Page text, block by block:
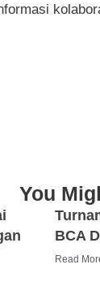
You
BCA
Read